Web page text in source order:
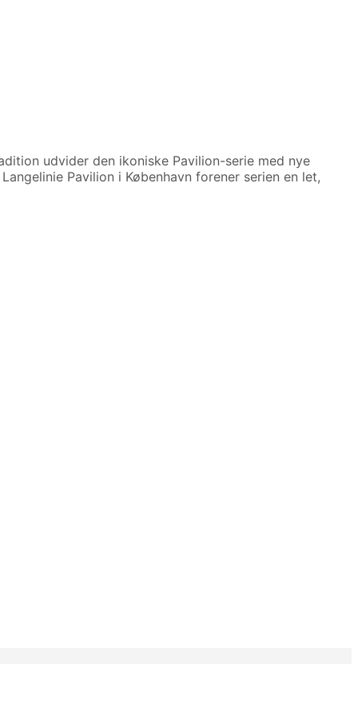
udvider den ikoniske Pavilion-serie med nye
Pavilion i København forener serien en let,